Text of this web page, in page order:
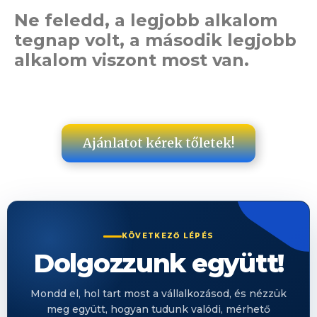
Ne feledd, a legjobb alkalom
tegnap volt, a második legjobb
alkalom viszont most van.
Ajánlatot kérek tőletek!
KÖVETKEZŐ LÉPÉS
Dolgozzunk együtt!
Mondd el, hol tart most a vállalkozásod, és nézzük
meg együtt, hogyan tudunk valódi, mérhető